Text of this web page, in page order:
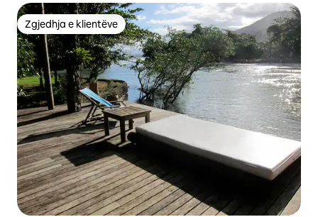
Zgjedhja e klientëve
Zgjedhja e klientëve